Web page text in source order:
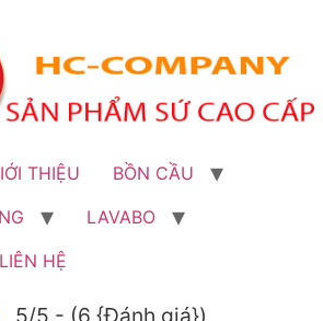
THIỆU
BỒN CẦU
LAVABO
LIÊN HỆ